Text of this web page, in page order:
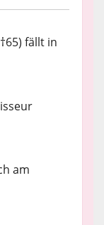
fällt in
am